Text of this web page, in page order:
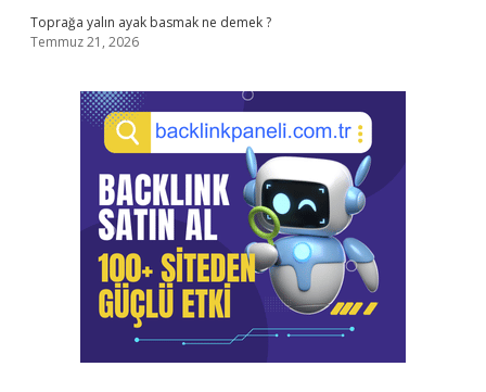
Toprağa yalın ayak basmak ne demek ?
Temmuz 21, 2026